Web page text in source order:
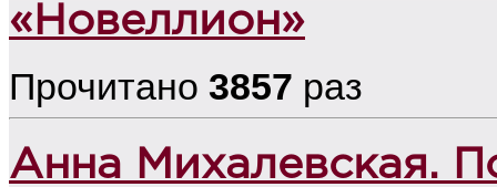
«Новеллион»
Прочитано 3857 раз
Анна Михалевская.